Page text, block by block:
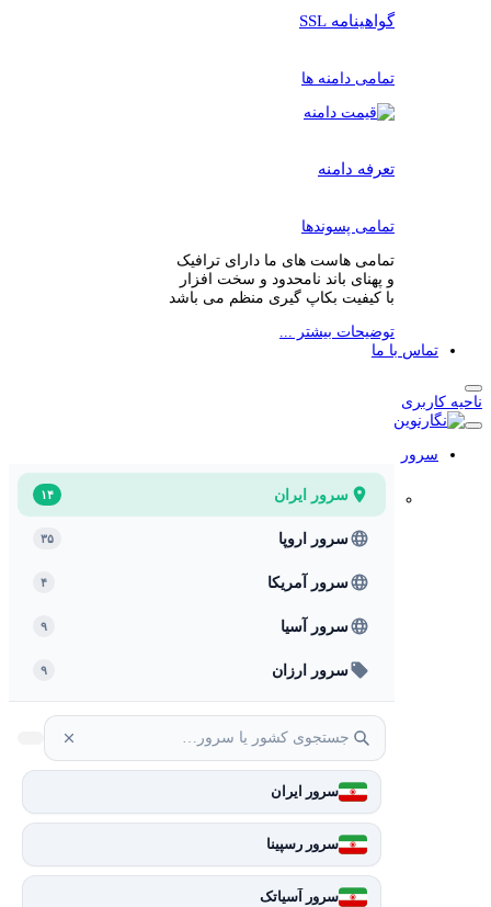
گواهینامه SSL
تمامی دامنه ها
تعرفه دامنه
تمامی پسوندها
تمامی هاست های ما دارای ترافیک
و پهنای باند نامحدود و سخت افزار
با کیفیت بکاپ گیری منظم می باشد
توضیحات بیشتر ...
تماس با ما
ناحیه کاربری
سرور
سرور ایران ۱۴
سرور اروپا ۳۵
سرور آمریکا ۴
سرور آسیا ۹
سرور ارزان ۹
سرور ایران
سرور رسپینا
سرور آسیاتک